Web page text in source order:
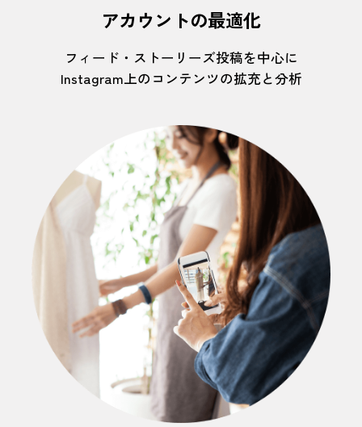
アカウントの最適化
フィード・ストーリーズ投稿を中心に
Instagram上のコンテンツの拡充と分析